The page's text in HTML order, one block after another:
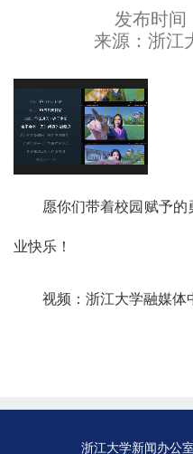
发布时间
来源：浙江
愿你们带着校园赋予
业快乐！
视频：浙江大学融媒体
浙江大学新闻办公